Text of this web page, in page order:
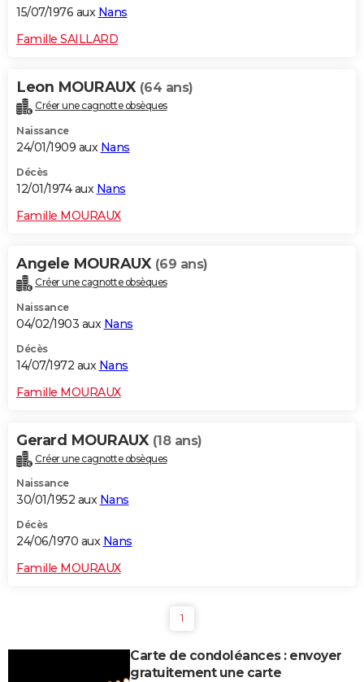
15/07/1976 aux Nans
Famille SAILLARD
Leon MOURAUX (64 ans)
Créer une cagnotte obsèques
Naissance
24/01/1909 aux Nans
Décès
12/01/1974 aux Nans
Famille MOURAUX
Angele MOURAUX (69 ans)
Créer une cagnotte obsèques
Naissance
04/02/1903 aux Nans
Décès
14/07/1972 aux Nans
Famille MOURAUX
Gerard MOURAUX (18 ans)
Créer une cagnotte obsèques
Naissance
30/01/1952 aux Nans
Décès
24/06/1970 aux Nans
Famille MOURAUX
1
Carte de condoléances : envoyer
gratuitement une carte